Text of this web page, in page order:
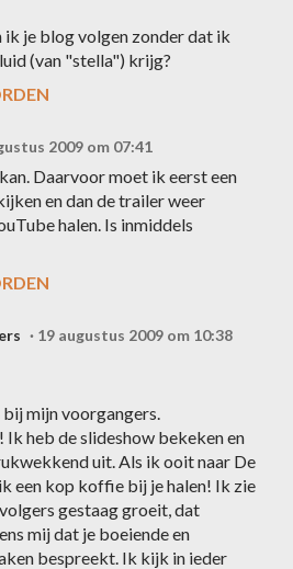
ik je blog volgen zonder dat ik
(van "stella") krijg?
2009 om 07:41
Daarvoor moet ik eerst een
en dan de trailer weer
halen. Is inmiddels
19 augustus 2009 om 10:38
bij mijn voorgangers.
heb de slideshow bekeken en
uit. Als ik ooit naar De
een kop koffie bij je halen! Ik zie
gestaag groeit, dat
mij dat je boeiende en
bespreekt. Ik kijk in ieder